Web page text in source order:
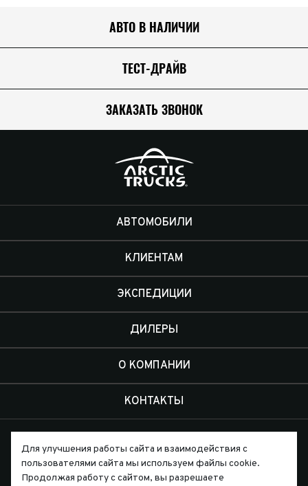
АВТО В НАЛИЧИИ
ТЕСТ-ДРАЙВ
ЗАКАЗАТЬ ЗВОНОК
АВТОМОБИЛИ
КЛИЕНТАМ
ЭКСПЕДИЦИИ
ДИЛЕРЫ
О КОМПАНИИ
КОНТАКТЫ
Для улучшения работы сайта и взаимодействия с
пользователями сайта мы используем файлы cookie.
Продолжая работу с сайтом, вы разрешаете